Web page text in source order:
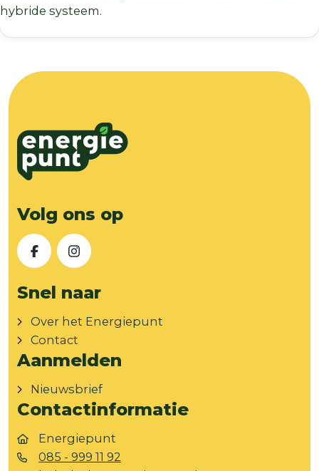
hybride systeem.
Volg ons op
FacebookInstagram
Snel naar
Over het Energiepunt
Contact
Aanmelden
Nieuwsbrief
Contactinformatie
Energiepunt
085 - 999 11 92